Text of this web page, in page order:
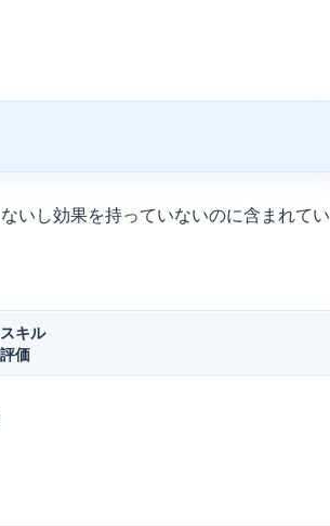
いし効果を持っていないのに含まれてい
キル
価